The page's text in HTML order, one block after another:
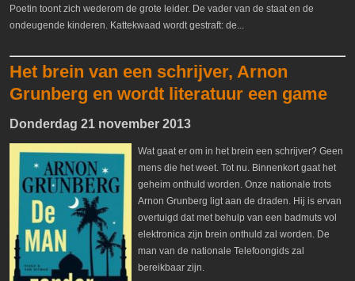
Poetin toont zich wederom de grote leider. De vader van de staat en de
ondeugende kinderen. Kattekwaad wordt gestraft: de...
Het brein van een schrijver, Arnon
Grunberg en wordt literatuur een game
Donderdag 21 november 2013
Wat gaat er om in het brein een schrijver? Geen
mens die het weet. Tot nu. Binnenkort gaat het
geheim onthuld worden. Onze nationale trots
Arnon Grunberg ligt aan de draden. Hij is ervan
overtuigd dat met behulp van een badmuts vol
elektronica zijn brein onthuld zal worden. De
man van de nationale Telefoongids zal
bereikbaar zijn.